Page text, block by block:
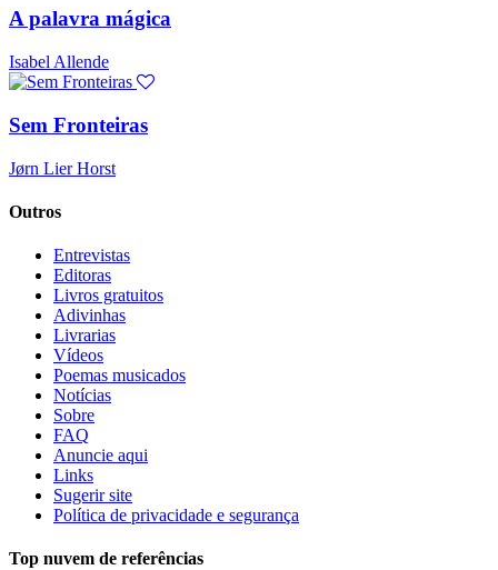
A palavra mágica
Isabel Allende
Sem Fronteiras
Jørn Lier Horst
Outros
Entrevistas
Editoras
Livros gratuitos
Adivinhas
Livrarias
Vídeos
Poemas musicados
Notícias
Sobre
FAQ
Anuncie aqui
Links
Sugerir site
Política de privacidade e segurança
Top nuvem de referências